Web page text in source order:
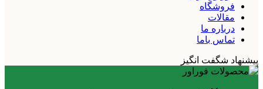
فروشگاه
مقالات
درباره ما
تماس باما
پیشنهاد شگفت انگیز